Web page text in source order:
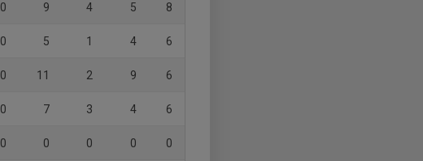
0 9 4 5 8
0 5 1 4 6
0 11 2 9 6
0 7 3 4 6
0 0 0 0 0